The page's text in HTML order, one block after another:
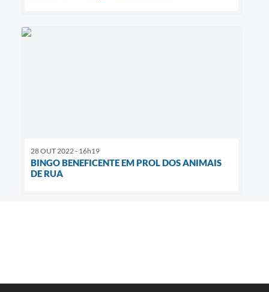
28 OUT 2022 - 16h19
BINGO BENEFICENTE EM PROL DOS ANIMAIS
DE RUA